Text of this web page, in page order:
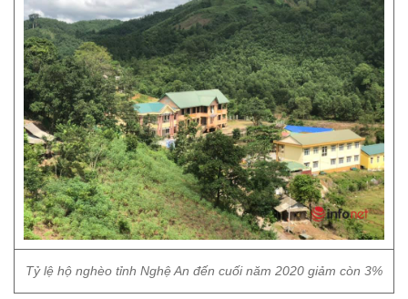
Tỷ lệ hộ nghèo tỉnh Nghệ An đến cuối năm 2020 giảm còn 3%